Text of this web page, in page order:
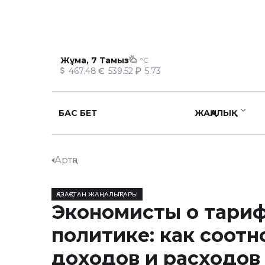
Жұма, 7 Тамыз °C
467.48 539.52 5.73
БАС БЕТ ЖАҢАЛЫҚ
Артқа
ҚАЗАҚСТАН ЖАҢАЛЫҚТАРЫ
Экономисты о
политике: как
доходов и расходов